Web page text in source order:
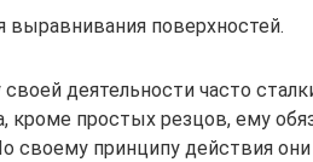
выравнивания поверхностей.
деятельности часто
кроме простых резцов, ему
своему принципу действия